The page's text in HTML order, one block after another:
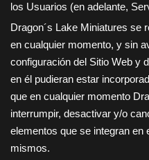
los Usuarios (en adelante,
Dragon´s Lake Miniatures se
en cualquier momento, y sin
configuración del Sitio Web y
en él pudieran estar
que en cualquier momento
interrumpir, desactivar y/o
elementos que se integran en
mismos.